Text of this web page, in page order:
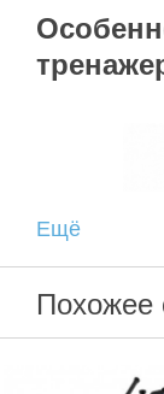
Ещё
Похожее